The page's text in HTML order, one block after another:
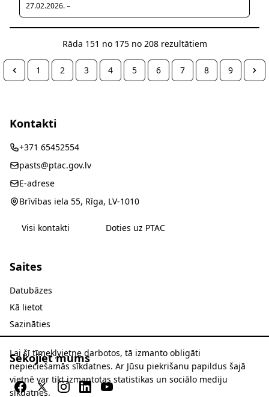
27.02.2026. –
Rāda 151 no 175no 208rezultātiem
1 2 3 4 5 6 7 8 9
Kontakti
+371 65452554
pasts@ptac.gov.lv
E-adrese
Brīvības iela 55, Rīga, LV-1010
Visi kontakti Doties uz PTAC
Saites
Datubāzes
Kā lietot
Sazināties
Sekojiet mums
Lai šī tīmekļvietne darbotos, tā izmanto obligāti
nepieciešamās sīkdatnes. Ar Jūsu piekrišanu papildus šajā
vietnē var tikt izmantotas statistikas un sociālo mediju
sīkdatnes.